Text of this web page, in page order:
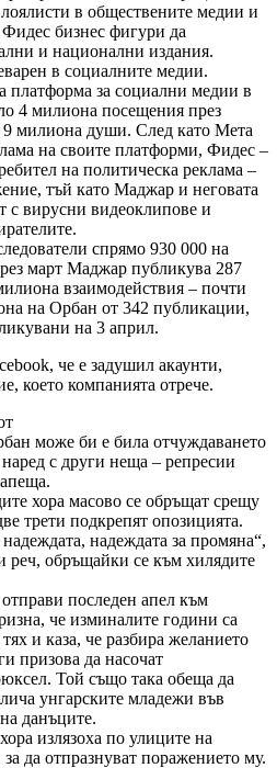
в обществените медии и
бизнес фигури да
и национални издания.
в социалните медии.
платформа за социални медии в
4 милиона посещения през
9 милиона души. След като Мета
на своите платформи, Фидес –
на политическа реклама –
тъй като Маджар и неговата
с вирусни видеоклипове и
спрямо 930 000 на
март Маджар публикува 287
взаимодействия – почти
на Орбан от 342 публикации,
на 3 април.
че е задушил акаунти,
което компанията отрече.
може би е била отчуждаването
с други неща – репресии
хора масово се обръщат срещу
трети подкрепят опозицията.
надеждата за промяна“,
реч, обръщайки се към хилядите
последен апел към
че изминалите години са
и каза, че разбира желанието
призова да насочат
Той също така обеща да
унгарските младежи във
данъците.
излязоха по улиците на
да отпразнуват поражението му.